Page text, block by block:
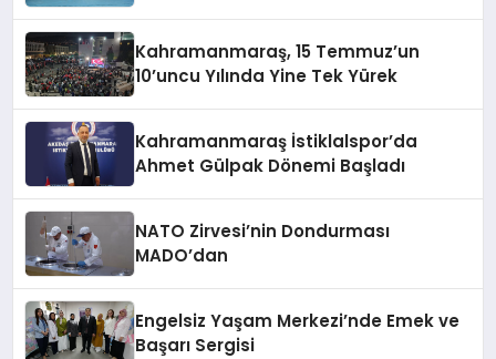
Kahramanmaraş, 15 Temmuz’un
10’uncu Yılında Yine Tek Yürek
Kahramanmaraş İstiklalspor’da
Ahmet Gülpak Dönemi Başladı
NATO Zirvesi’nin Dondurması
MADO’dan
Engelsiz Yaşam Merkezi’nde Emek ve
Başarı Sergisi